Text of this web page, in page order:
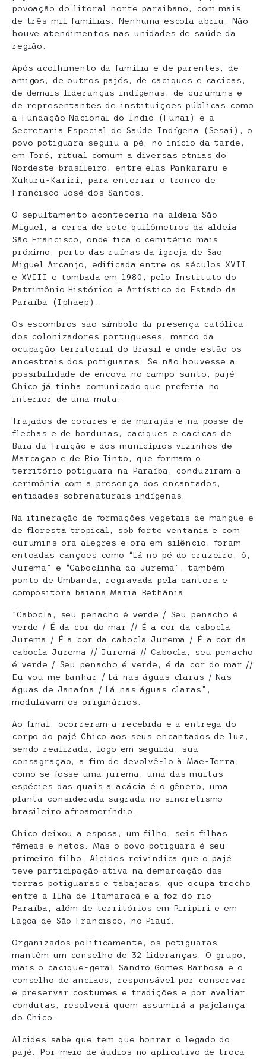
povoação do litoral norte paraibano, com mais
de três mil famílias. Nenhuma escola abriu. Não
houve atendimentos nas unidades de saúde da
região.
Após acolhimento da família e de parentes, de
amigos, de outros pajés, de caciques e cacicas,
de demais lideranças indígenas, de curumins e
de representantes de instituições públicas como
a Fundação Nacional do Índio (Funai) e a
Secretaria Especial de Saúde Indígena (Sesai), o
povo potiguara seguiu a pé, no início da tarde,
em Toré, ritual comum a diversas etnias do
Nordeste brasileiro, entre elas Pankararu e
Xukuru-Kariri, para enterrar o tronco de
Francisco José dos Santos.
O sepultamento aconteceria na aldeia São
Miguel, a cerca de sete quilômetros da aldeia
São Francisco, onde fica o cemitério mais
próximo, perto das ruínas da igreja de São
Miguel Arcanjo, edificada entre os séculos XVII
e XVIII e tombada em 1980, pelo Instituto do
Patrimônio Histórico e Artístico do Estado da
Paraíba (Iphaep).
Os escombros são símbolo da presença católica
dos colonizadores portugueses, marco da
ocupação territorial do Brasil e onde estão os
ancestrais dos potiguaras. Se não houvesse a
possibilidade de encova no campo-santo, pajé
Chico já tinha comunicado que preferia no
interior de uma mata.
Trajados de cocares e de marajás e na posse de
flechas e de bordunas, caciques e cacicas de
Baia da Traição e dos municípios vizinhos de
Marcação e de Rio Tinto, que formam o
território potiguara na Paraíba, conduziram a
cerimônia com a presença dos encantados,
entidades sobrenaturais indígenas.
Na itineração de formações vegetais de mangue e
de floresta tropical, sob forte ventania e com
curumins ora alegres e ora em silêncio, foram
entoadas canções como “Lá no pé do cruzeiro, ô,
Jurema” e “Caboclinha da Jurema”, também
ponto de Umbanda, regravada pela cantora e
compositora baiana Maria Bethânia.
“Cabocla, seu penacho é verde / Seu penacho é
verde / É da cor do mar // É a cor da cabocla
Jurema / É a cor da cabocla Jurema / É a cor da
cabocla Jurema // Juremá // Cabocla, seu penacho
é verde / Seu penacho é verde, é da cor do mar //
Eu vou me banhar / Lá nas águas claras / Nas
águas de Janaína / Lá nas águas claras”,
modulavam os originários.
Ao final, ocorreram a recebida e a entrega do
corpo do pajé Chico aos seus encantados de luz,
sendo realizada, logo em seguida, sua
consagração, a fim de devolvê-lo à Mãe-Terra,
como se fosse uma jurema, uma das muitas
espécies das quais a acácia é o gênero, uma
planta considerada sagrada no sincretismo
brasileiro afroameríndio.
Chico deixou a esposa, um filho, seis filhas
fêmeas e netos. Mas o povo potiguara é seu
primeiro filho. Alcides reivindica que o pajé
teve participação ativa na demarcação das
terras potiguaras e tabajaras, que ocupa trecho
entre a Ilha de Itamaracá e a foz do rio
Paraíba, além de territórios em Piripiri e em
Lagoa de São Francisco, no Piauí.
Organizados politicamente, os potiguaras
mantêm um conselho de 32 lideranças. O grupo,
mais o cacique-geral Sandro Gomes Barbosa e o
conselho de anciãos, responsável por conservar
e preservar costumes e tradições e por avaliar
condutas, resolverá quem assumirá a pajelança
do Chico.
Alcides sabe que tem que honrar o legado do
pajé. Por meio de áudios no aplicativo de troca